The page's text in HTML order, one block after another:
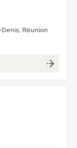
Réunion